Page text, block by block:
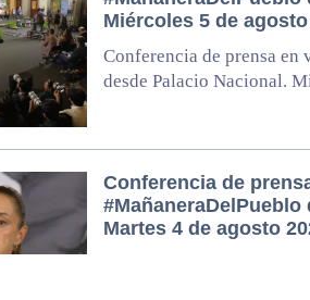
Miércoles 5 de agosto
Conferencia de prensa en
desde Palacio Nacional.
Conferencia de
Martes 4 de agosto